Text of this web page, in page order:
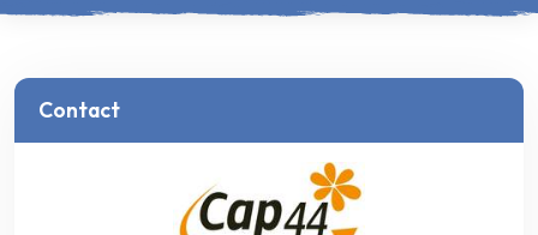
Contact